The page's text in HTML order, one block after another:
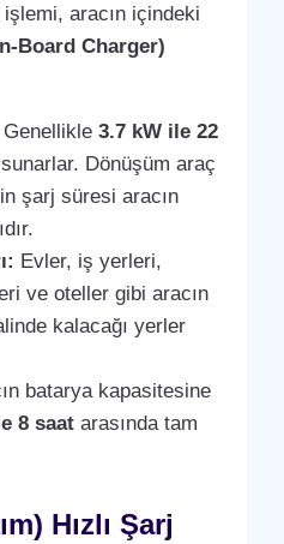
aracın içindeki
Board Charger)
Genellikle3.7 kW ile 22
Dönüşüm araç
şarj süresi aracın
Evler, iş yerleri,
ve oteller gibi aracın
kalacağı yerler
batarya kapasitesine
8 saat arasında tam
Hızlı Şarj